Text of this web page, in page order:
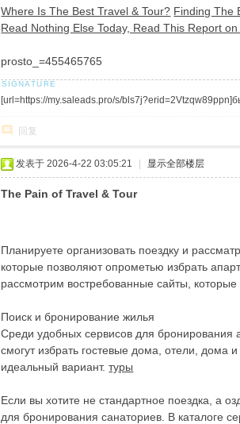
Where Is The Best Travel & Tour? Finding The
Read Nothing Else Today, Read This Report
prosto_=455465765
[url=https://my.saleads.pro/s/
回复
发表于 2026-4-22 03:05:21 显示全部楼层
The Pain of Travel & Tour
Планируете организовать поездку и
которые позволяют опрометью избрать
рассмотрим востребованные сайты,
Поиск и бронирование жилья
Среди удобных сервисов для бронирования
смогут избрать гостевые дома, отели,
идеальный вариант.туры
Если вы хотите не стандартное поездка, а
для бронирования санаториев. В каталоге